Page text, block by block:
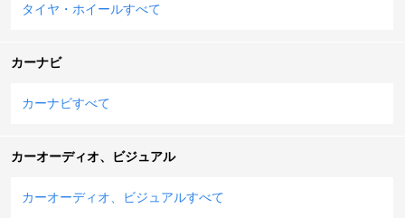
タイヤ・ホイールすべて
カーナビ
カーナビすべて
カーオーディオ、ビジュアル
カーオーディオ、ビジュアルすべて